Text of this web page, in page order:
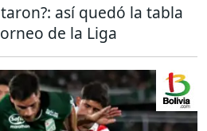
así quedó la tabla
de la Liga